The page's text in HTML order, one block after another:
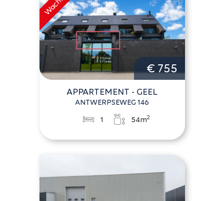
€ 755
APPARTEMENT - GEEL
ANTWERPSEWEG 146
1 54m2